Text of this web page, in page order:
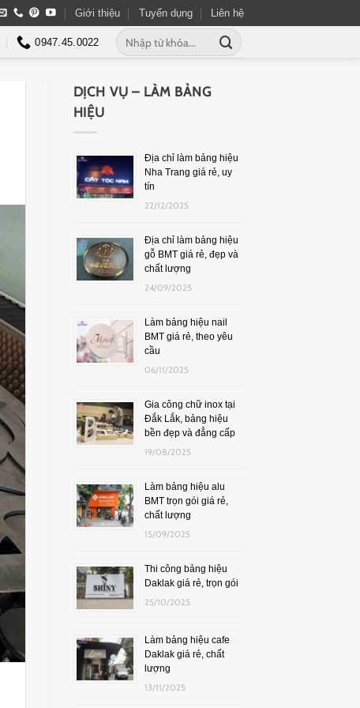
Giới thiệu Tuyển dụng Liên hệ
0947.45.0022
DỊCH VỤ – LÀM BẢNG
HIỆU
Địa chỉ làm bảng hiệu
Nha Trang giá rẻ, uy
tín
22/12/2025
Địa chỉ làm bảng hiệu
gỗ BMT giá rẻ, đẹp và
chất lượng
24/09/2025
Làm bảng hiệu nail
BMT giá rẻ, theo yêu
cầu
06/11/2025
Gia công chữ inox tại
Đắk Lắk, bảng hiệu
bền đẹp và đẳng cấp
19/08/2025
Làm bảng hiệu alu
BMT trọn gói giá rẻ,
chất lượng
15/09/2025
Thi công bảng hiệu
Daklak giá rẻ, trọn gói
25/10/2025
Làm bảng hiệu cafe
Daklak giá rẻ, chất
lượng
13/11/2025